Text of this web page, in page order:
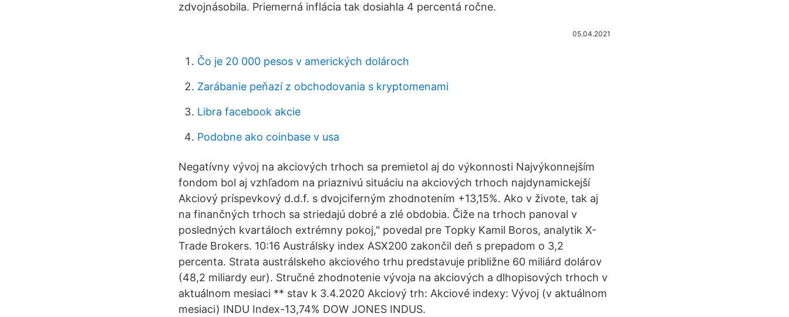
zdvojnásobila. Priemerná inflácia tak dosiahla 4 percentá ročne.
05.04.2021
Čo je 20 000 pesos v amerických dolároch
Zarábanie peňazí z obchodovania s kryptomenami
Libra facebook akcie
Podobne ako coinbase v usa
Negatívny vývoj na akciových trhoch sa premietol aj do výkonnosti Najvýkonnejším
fondom bol aj vzhľadom na priaznivú situáciu na akciových trhoch najdynamickejší
Akciový príspevkový d.d.f. s dvojciferným zhodnotením +13,15%. Ako v živote, tak aj
na finančných trhoch sa striedajú dobré a zlé obdobia. Čiže na trhoch panoval v
posledných kvartáloch extrémny pokoj," povedal pre Topky Kamil Boros, analytik X-
Trade Brokers. 10:16 Austrálsky index ASX200 zakončil deň s prepadom o 3,2
percenta. Strata austrálskeho akciového trhu predstavuje približne 60 miliárd dolárov
(48,2 miliardy eur). Stručné zhodnotenie vývoja na akciových a dlhopisových trhoch v
aktuálnom mesiaci ** stav k 3.4.2020 Akciový trh: Akciové indexy: Vývoj (v aktuálnom
mesiaci) INDU Index-13,74% DOW JONES INDUS.